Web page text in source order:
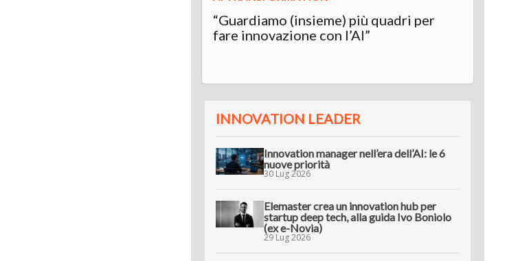
“Guardiamo (insieme) più quadri per
fare innovazione con l’AI”
INNOVATION LEADER
Innovation manager nell’era dell’AI: le 6
nuove priorità
30 Lug 2026
Elemaster crea un innovation hub per
startup deep tech, alla guida Ivo Boniolo
(ex e-Novia)
29 Lug 2026